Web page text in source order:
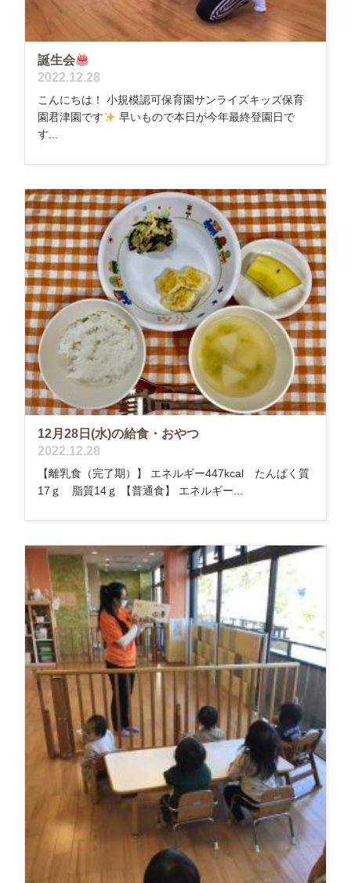
誕生会
2022.12.28
こんにちは！ 小規模認可保育園サンライズキッズ保育
園君津園です
早いもので本日が今年最終登園日で
す...
12月28日(水)の給食・おやつ
2022.12.28
【離乳食（完了期）】 エネルギー447kcal たんぱく質
17ｇ 脂質14ｇ 【普通食】 エネルギー...